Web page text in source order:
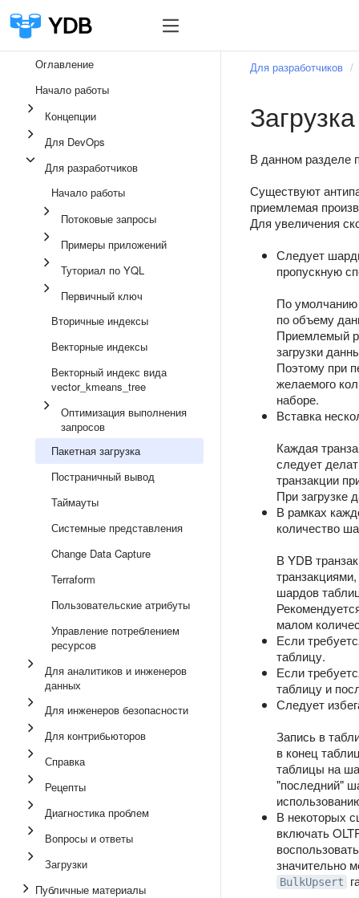
Оглавление
Начало работы
Концепции
Для DevOps
Для разработчиков
Начало работы
Потоковые запросы
Примеры приложений
Туториал по YQL
Первичный ключ
Вторичные индексы
Векторные индексы
Векторный индекс вида
vector_kmeans_tree
Оптимизация выполнения
запросов
Пакетная загрузка
Постраничный вывод
Таймауты
Системные представления
Change Data Capture
Terraform
Пользовательские атрибуты
Управление потреблением
ресурсов
Для аналитиков и инженеров
данных
Для инженеров безопасности
Для контрибьюторов
Справка
Рецепты
Диагностика проблем
Вопросы и ответы
Загрузки
Публичные материалы
Для разработчиков
В данном разделе
Существуют
приемлемая
Для увеличения
Следует
пропускную
По умолчанию
по объему
Приемлемый
загрузки
Поэтому при
желаемого
наборе.
Вставка
Каждая
следует
транзакции
При загрузке
В рамках
количество
В YDB
шардов
малом
Если
таблицу.
Если
таблицу и
Следует
Запись в
в конец
таблицы на
"последний"
В некоторых
включать
значительно
BulkUpsert